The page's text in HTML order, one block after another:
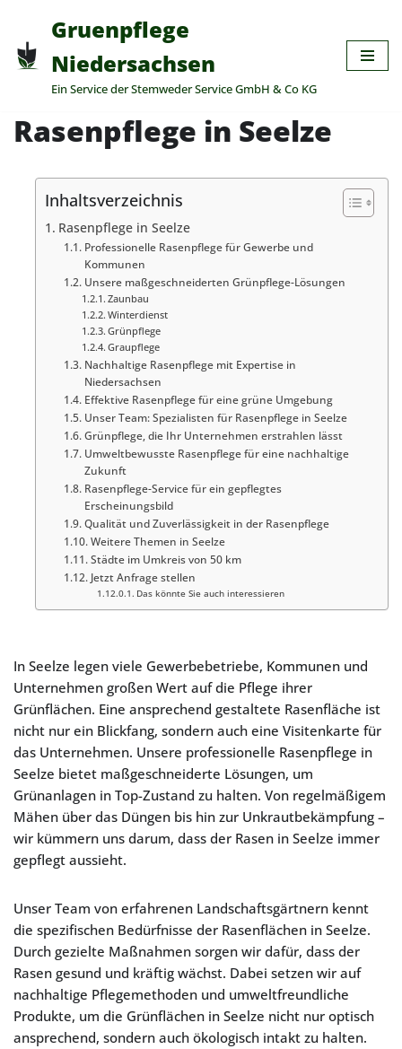
Zum
Inhalt
springen
Gruenpflege
Niedersachsen
Ein Service der Stemweder Service GmbH & Co KG
Rasenpflege in Seelze
Inhaltsverzeichnis
Rasenpflege in Seelze
Professionelle Rasenpflege für Gewerbe und
Kommunen
Unsere maßgeschneiderten Grünpflege-Lösungen
Zaunbau
Winterdienst
Grünpflege
Graupflege
Nachhaltige Rasenpflege mit Expertise in
Niedersachsen
Effektive Rasenpflege für eine grüne Umgebung
Unser Team: Spezialisten für Rasenpflege in Seelze
Grünpflege, die Ihr Unternehmen erstrahlen lässt
Umweltbewusste Rasenpflege für eine nachhaltige
Zukunft
Rasenpflege-Service für ein gepflegtes
Erscheinungsbild
Qualität und Zuverlässigkeit in der Rasenpflege
Weitere Themen in Seelze
Städte im Umkreis von 50 km
Jetzt Anfrage stellen
Das könnte Sie auch interessieren
In Seelze legen viele Gewerbebetriebe, Kommunen und
Unternehmen großen Wert auf die Pflege ihrer
Grünflächen. Eine ansprechend gestaltete Rasenfläche ist
nicht nur ein Blickfang, sondern auch eine Visitenkarte für
das Unternehmen. Unsere professionelle Rasenpflege in
Seelze bietet maßgeschneiderte Lösungen, um
Grünanlagen in Top-Zustand zu halten. Von regelmäßigem
Mähen über das Düngen bis hin zur Unkrautbekämpfung –
wir kümmern uns darum, dass der Rasen in Seelze immer
gepflegt aussieht.
Unser Team von erfahrenen Landschaftsgärtnern kennt
die spezifischen Bedürfnisse der Rasenflächen in Seelze.
Durch gezielte Maßnahmen sorgen wir dafür, dass der
Rasen gesund und kräftig wächst. Dabei setzen wir auf
nachhaltige Pflegemethoden und umweltfreundliche
Produkte, um die Grünflächen in Seelze nicht nur optisch
ansprechend, sondern auch ökologisch intakt zu halten.